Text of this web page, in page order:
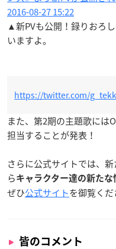
2016-08-27 15:22
▲新PVも公開！録りおろ
いますよ。
https://twitter.com/
また、第2期の主題歌には
担当することが発表！
さらに公式サイトでは、
ら キャラクター達の新たな
ぜひ公式サイトを御覧くだ
皆のコメント